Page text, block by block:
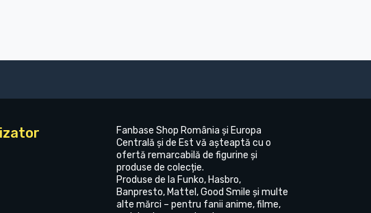
Fanbase Shop România și Europa
Centrală și de Est vă așteaptă cu o
ofertă remarcabilă de figurine și
produse de colecție.
Produse de la Funko, Hasbro,
Banpresto, Mattel, Good Smile și multe
alte mărci – pentru fanii anime, filme,